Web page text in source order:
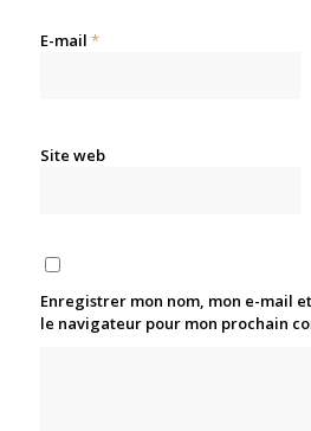
E-mail *
Site web
Enregistrer mon nom, mon e-mail
le navigateur pour mon prochain